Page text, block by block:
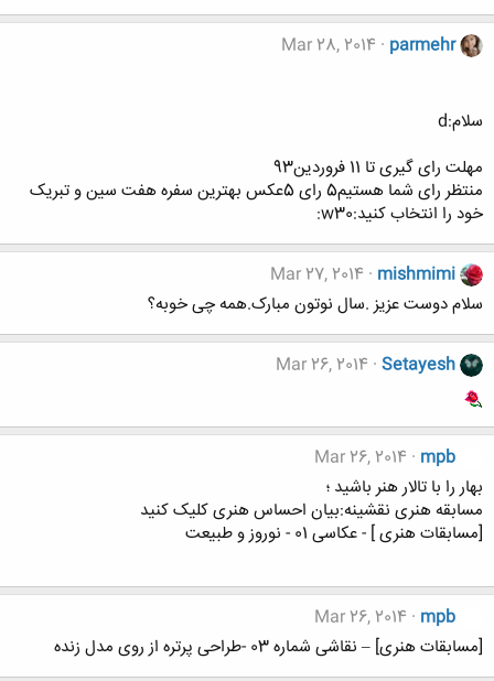
parmehr
Mar 28, 2014
سلام:d
مهلت رای گیری تا 11 فروردین93
منتظر رای شما هستیم5 رای 5عکس بهترین سفره هفت سین و تبریک
خود را انتخاب کنید:w30:
mishmimi
Mar 27, 2014
سلام دوست عزیز .سال نوتون مبارک.همه چی خوبه؟
Setayesh
Mar 26, 2014
mpb
Mar 26, 2014
بهار را با تالار هنر باشید ؛
مسابقه هنری نقشینه:بیان احساس هنری کلیک کنید
[مسابقات هنری ] - عکاسی 01 - نوروز و طبیعت
mpb
Mar 26, 2014
[مسابقات هنری] – نقاشی شماره 03 -طراحی پرتره از روی مدل زنده